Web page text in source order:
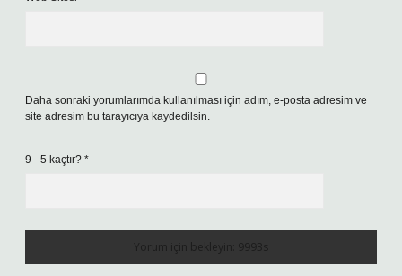
Daha sonraki yorumlarımda kullanılması için adım, e-posta adresim ve
site adresim bu tarayıcıya kaydedilsin.
9 - 5 kaçtır? *